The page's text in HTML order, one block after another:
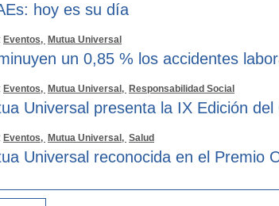
hoy es su día
Eventos, Mutua Universal
un 0,85 % los accidentes
Eventos, Mutua Universal, Responsabilidad Social
Universal presenta la IX Edición
Eventos, Mutua Universal, Salud
Universal reconocida en el Premio